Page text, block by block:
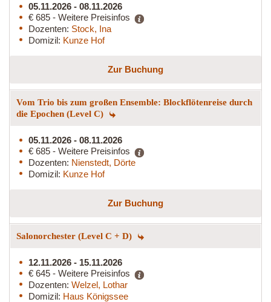
05.11.2026 - 08.11.2026
€ 685 - Weitere Preisinfos
Dozenten: Stock, Ina
Domizil: Kunze Hof
Zur Buchung
Vom Trio bis zum großen Ensemble: Blockflötenreise durch
die Epochen (Level C)
05.11.2026 - 08.11.2026
€ 685 - Weitere Preisinfos
Dozenten: Nienstedt, Dörte
Domizil: Kunze Hof
Zur Buchung
Salonorchester (Level C + D)
12.11.2026 - 15.11.2026
€ 645 - Weitere Preisinfos
Dozenten: Welzel, Lothar
Domizil: Haus Königssee